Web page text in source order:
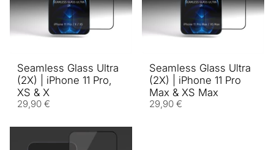
Seamless Glass Ultra
(2X) | iPhone 11 Pro,
XS & X
29,90 €
Seamless Glass Ultra
(2X) | iPhone 11 Pro
Max & XS Max
29,90 €